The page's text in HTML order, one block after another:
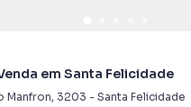
em Santa Felicidade
Manfron, 3203 - Santa Felicidade